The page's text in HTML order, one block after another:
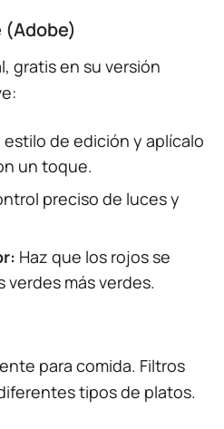
(Adobe)
gratis en su versión
estilo de edición y aplícalo
un toque.
preciso de luces y
Haz que los rojos se
verdes más verdes.
para comida. Filtros
tipos de platos.